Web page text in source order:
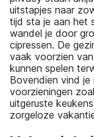
uitstapjes naar
tijd sta je aan het
wandel je door
cipressen. De
vaak voorzien
kunnen spelen
Bovendien vind je
voorzieningen
uitgeruste
zorgeloze